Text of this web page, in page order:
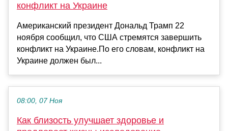
конфликт на Украине
Американский президент Дональд Трамп 22
ноября сообщил, что США стремятся завершить
конфликт на Украине.По его словам, конфликт на
Украине должен был...
08:00, 07 Ноя
Как близость улучшает здоровье и